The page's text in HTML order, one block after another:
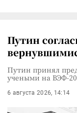
Путин
Путин принял
учеными на ВЭФ-
6 августа 2026, 14:14